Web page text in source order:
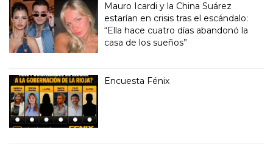
Mauro Icardi y la China Suárez
estarían en crisis tras el escándalo:
“Ella hace cuatro días abandonó la
casa de los sueños”
Encuesta Fénix